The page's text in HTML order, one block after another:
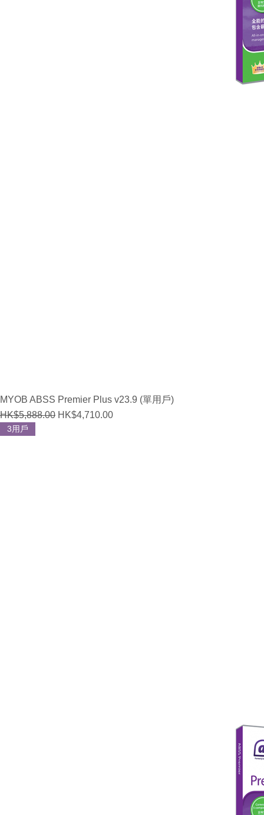
MYOB ABSS Premier Plus v23.9 (單用戶)
Regular Price
HK$5,888.00 Sale Price
HK$4,710.00
3用戶